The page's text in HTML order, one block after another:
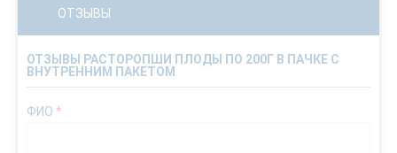
ОТЗЫВЫ
ОТЗЫВЫ РАСТОРОПШИ ПЛОДЫ ПО 200Г В ПАЧКЕ С
ВНУТРЕННИМ ПАКЕТОМ
ФИО *